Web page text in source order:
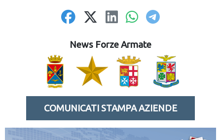
News Forze Armate
COMUNICATI STAMPA AZIENDE